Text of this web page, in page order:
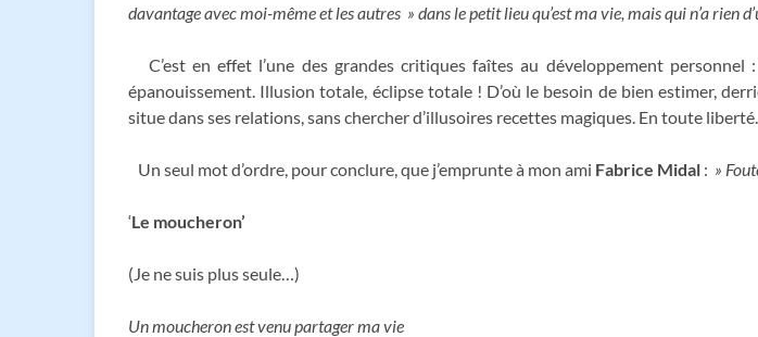
davantage avec moi-même et les autres » dans le petit lieu qu’est ma vie, mais qui n’a rien
C’est en effet l’une des grandes critiques faîtes au développement
épanouissement. Illusion totale, éclipse totale ! D’où le besoin de bien estimer,
situe dans ses relations, sans chercher d’illusoires recettes magiques. En toute
Un seul mot d’ordre, pour conclure, que j’emprunte à mon ami Fabrice Midal : »
‘Le moucheron’
(Je ne suis plus seule…)
Un moucheron est venu partager ma vie